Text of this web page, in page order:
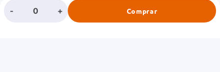
Classe ANTIALERGICOS
- + Comprar